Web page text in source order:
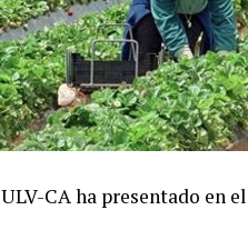
CA ha presentado en